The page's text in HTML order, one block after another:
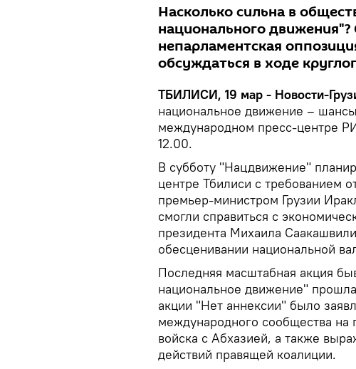
Насколько сильна в
национального движения"?
непарламентская
обсуждаться в ходе
ТБИЛИСИ, 19 мар - Новости-
национальное движение –
международном пресс-центре
12.00.
В субботу "Нацдвижение"
центре Тбилиси с требованием
премьер-министром Грузии
смогли справиться с
президента Михаила
обесценивании национальной
Последняя масштабная акция
национальное движение"
акции "Нет аннексии" было
международного сообщества на
войска с Абхазией, а также
действий правящей коалиции.